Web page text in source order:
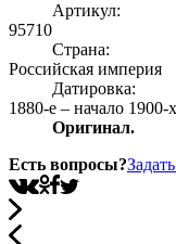
Артикул:
95710
Страна:
Росcийская империя
Датировка:
1880-е – начало 1900-
Оригинал.
Есть вопросы?